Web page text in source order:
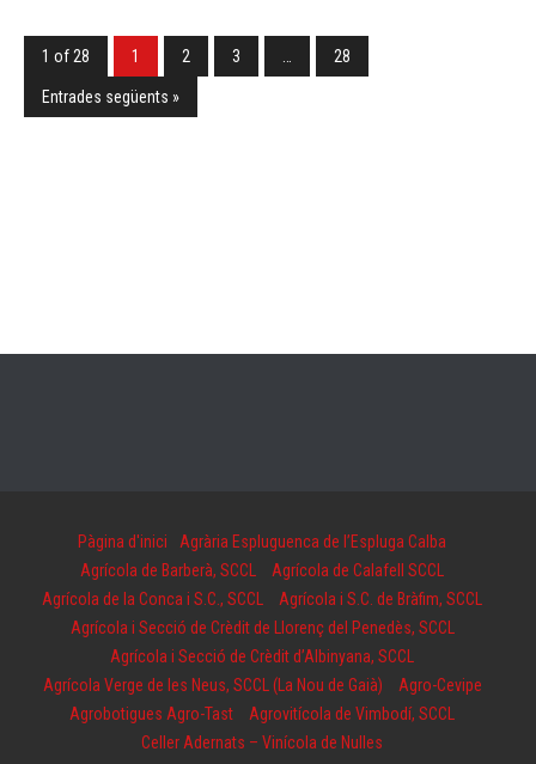
1 of 28 1 2 3 28
Entrades següents »
Pàgina d'inici
Agrària Espluguenca de l’Espluga Calba
Agrícola de Barberà, SCCL
Agrícola de Calafell SCCL
Agrícola de la Conca i S.C., SCCL
Agrícola i S.C. de Bràfim, SCCL
Agrícola i Secció de Crèdit de Llorenç del Penedès, SCCL
Agrícola i Secció de Crèdit d’Albinyana, SCCL
Agrícola Verge de les Neus, SCCL (La Nou de Gaià)
Agro-Cevipe
Agrobotigues Agro-Tast
Agrovitícola de Vimbodí, SCCL
Celler Adernats – Vinícola de Nulles